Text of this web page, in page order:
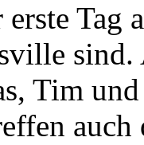
erste
sind.
Tim
auch